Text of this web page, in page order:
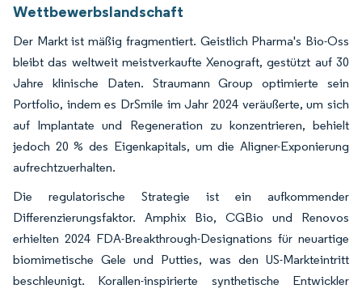
Wettbewerbslandschaft
Der Markt ist mäßig fragmentiert. Geistlich Pharma's Bio-Oss
bleibt das weltweit meistverkaufte Xenograft, gestützt auf 30
Jahre klinische Daten. Straumann Group optimierte sein
Portfolio, indem es DrSmile im Jahr 2024 veräußerte, um sich
auf Implantate und Regeneration zu konzentrieren, behielt
jedoch 20 % des Eigenkapitals, um die Aligner-Exponierung
aufrechtzuerhalten.
Die regulatorische Strategie ist ein aufkommender
Differenzierungsfaktor. Amphix Bio, CGBio und Renovos
erhielten 2024 FDA-Breakthrough-Designations für neuartige
biomimetische Gele und Putties, was den US-Markteintritt
beschleunigt. Korallen-inspirierte synthetische Entwickler